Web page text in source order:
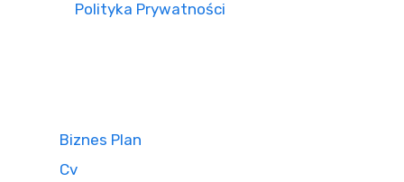
Polityka Prywatności
Biznes Plan
Cv